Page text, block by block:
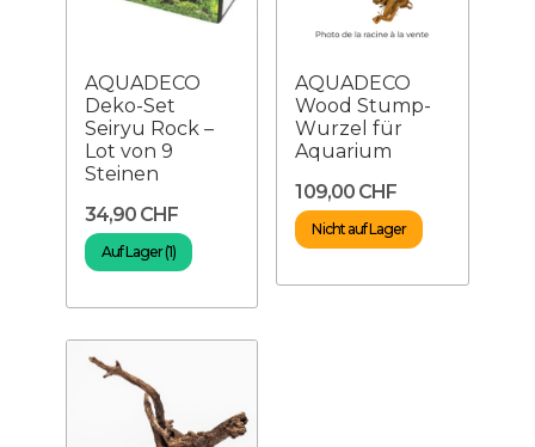
AQUADECO
Deko-Set
Seiryu Rock –
Lot von 9
Steinen
34,90 CHF
Auf Lager (1)
AQUADECO
Wood Stump-
Wurzel für
Aquarium
109,00 CHF
Nicht auf Lager